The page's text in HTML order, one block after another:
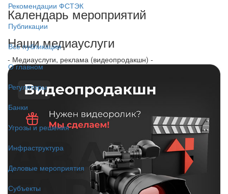
Рекомендации ФСТЭК
Публикации
Все публикации
О главном
Регуляторы
Банки
Угрозы и решения
Инфраструктура
Деловые мероприятия
Субъекты
Календарь мероприятий
Наши медиауслуги
- Медиауслуги, реклама (видеопродакшн) -